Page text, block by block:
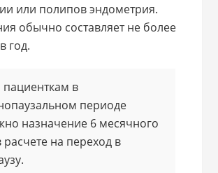
или полипов эндометрия.
обычно составляет не более
год.
пациенткам в
периоде
назначение 6 месячного
расчете на переход в